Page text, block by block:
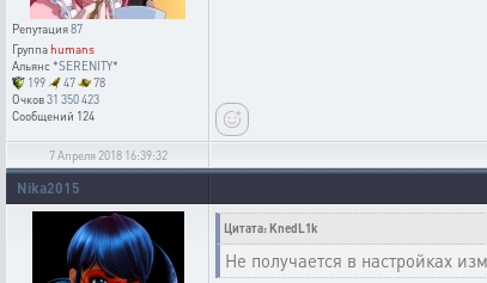
Репутация87
Группаhumans
Альянс *SERENITY*
199
47
78
Очков31 350 423
Сообщений 124
7 Апреля 2018 16:39:32
Nika2015
Цитата: KnedL1k
Не получается в настройках